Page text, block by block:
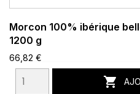
Morcon 100% ibérique
1200 g
66,82 €
